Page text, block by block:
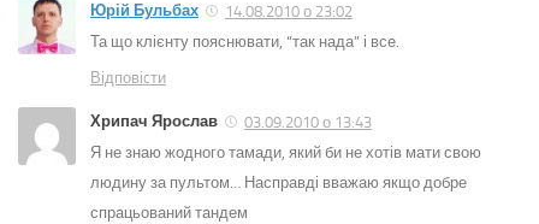
Юрій Бульбах
14.08.2010 о 23:02
Та що клієнту пояснювати, “так нада” і все.
Відповіcти
Хрипач Ярослав
03.09.2010 о 13:43
Я не знаю жодного тамади, який би не хотів мати свою
людину за пультом… Насправді вважаю якщо добре
спрацьований тандем